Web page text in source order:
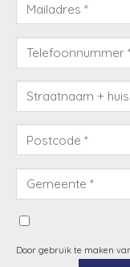
Door gebruik te maken